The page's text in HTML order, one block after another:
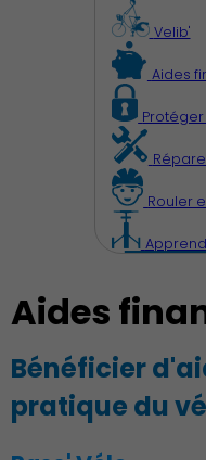
Velib'
Aides
Rouler
Aides
Bénéficier
pratique du